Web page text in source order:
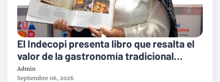
El Indecopi presenta libro que resalta el
valor de la gastronomía tradicional
peruana
Admin
Septiembre 06, 2026